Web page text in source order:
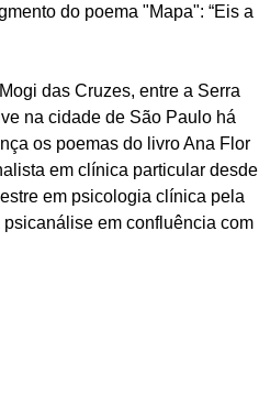
do poema "Mapa": “Eis a
das Cruzes, entre a Serra
na cidade de São Paulo há
os poemas do livro Ana Flor
em clínica particular desde
em psicologia clínica pela
em confluência com